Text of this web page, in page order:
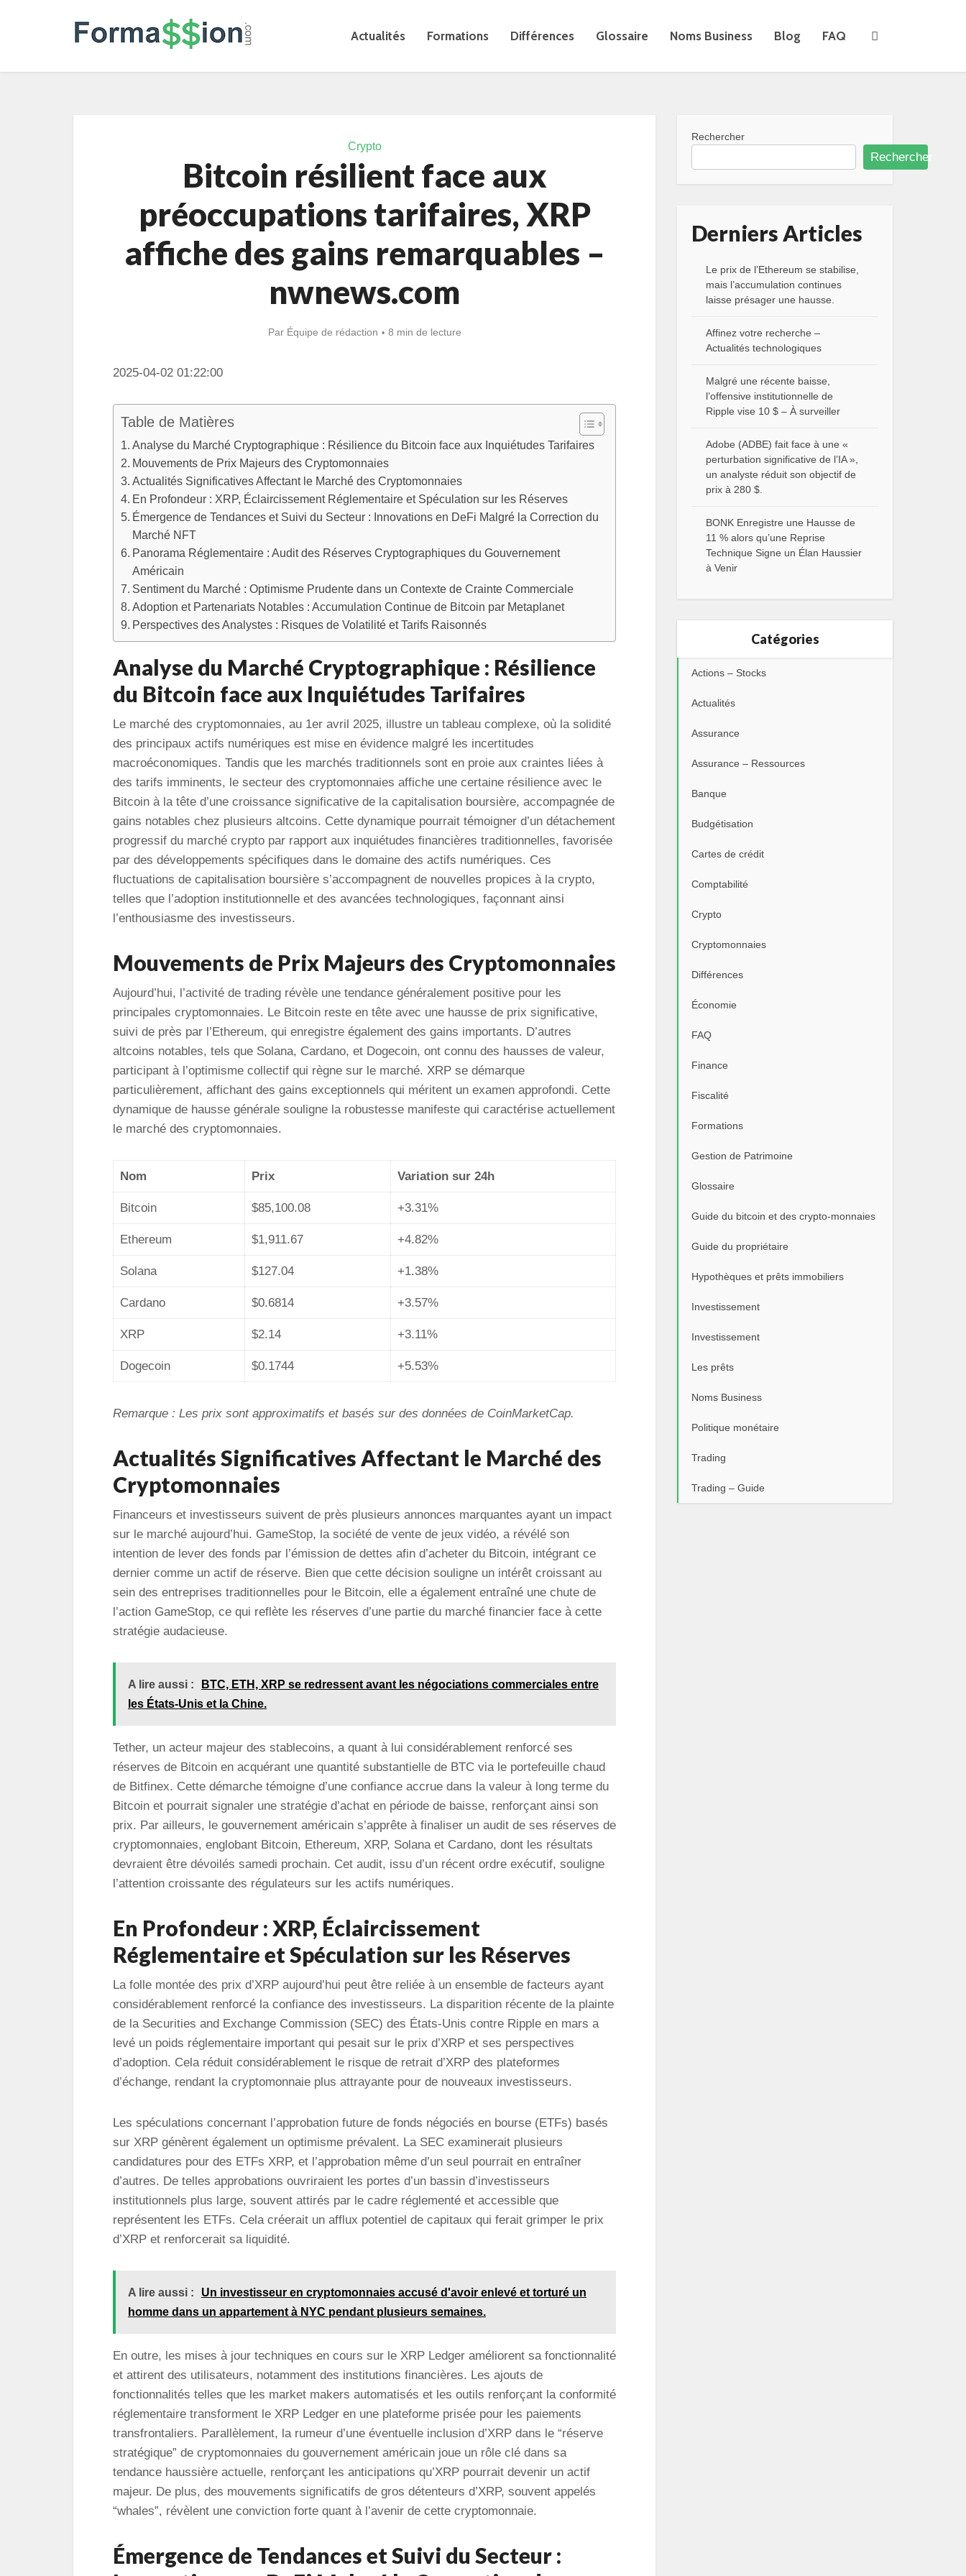
Actualités Formations Différences Glossaire Noms Business Blog FAQ
Crypto
Bitcoin résilient face aux
préoccupations tarifaires, XRP
affiche des gains remarquables –
nwnews.com
Par Équipe de rédaction 8 min de lecture
2025-04-02 01:22:00
Table de Matières
Analyse du Marché Cryptographique : Résilience du Bitcoin face aux Inquiétudes Tarifaires
Mouvements de Prix Majeurs des Cryptomonnaies
Actualités Significatives Affectant le Marché des Cryptomonnaies
En Profondeur : XRP, Éclaircissement Réglementaire et Spéculation sur les Réserves
Émergence de Tendances et Suivi du Secteur : Innovations en DeFi Malgré la Correction du
Marché NFT
Panorama Réglementaire : Audit des Réserves Cryptographiques du Gouvernement
Américain
Sentiment du Marché : Optimisme Prudente dans un Contexte de Crainte Commerciale
Adoption et Partenariats Notables : Accumulation Continue de Bitcoin par Metaplanet
Perspectives des Analystes : Risques de Volatilité et Tarifs Raisonnés
Analyse du Marché Cryptographique : Résilience
du Bitcoin face aux Inquiétudes Tarifaires
Le marché des cryptomonnaies, au 1er avril 2025, illustre un tableau complexe, où la solidité
des principaux actifs numériques est mise en évidence malgré les incertitudes
macroéconomiques. Tandis que les marchés traditionnels sont en proie aux craintes liées à
des tarifs imminents, le secteur des cryptomonnaies affiche une certaine résilience avec le
Bitcoin à la tête d’une croissance significative de la capitalisation boursière, accompagnée de
gains notables chez plusieurs altcoins. Cette dynamique pourrait témoigner d’un détachement
progressif du marché crypto par rapport aux inquiétudes financières traditionnelles, favorisée
par des développements spécifiques dans le domaine des actifs numériques. Ces
fluctuations de capitalisation boursière s’accompagnent de nouvelles propices à la crypto,
telles que l’adoption institutionnelle et des avancées technologiques, façonnant ainsi
l’enthousiasme des investisseurs.
Mouvements de Prix Majeurs des Cryptomonnaies
Aujourd’hui, l’activité de trading révèle une tendance généralement positive pour les
principales cryptomonnaies. Le Bitcoin reste en tête avec une hausse de prix significative,
suivi de près par l’Ethereum, qui enregistre également des gains importants. D’autres
altcoins notables, tels que Solana, Cardano, et Dogecoin, ont connu des hausses de valeur,
participant à l’optimisme collectif qui règne sur le marché. XRP se démarque
particulièrement, affichant des gains exceptionnels qui méritent un examen approfondi. Cette
dynamique de hausse générale souligne la robustesse manifeste qui caractérise actuellement
le marché des cryptomonnaies.
Nom Prix Variation sur 24h
Bitcoin $85,100.08 +3.31%
Ethereum $1,911.67 +4.82%
Solana $127.04 +1.38%
Cardano $0.6814 +3.57%
XRP $2.14 +3.11%
Dogecoin $0.1744 +5.53%
Remarque : Les prix sont approximatifs et basés sur des données de CoinMarketCap.
Actualités Significatives Affectant le Marché des
Cryptomonnaies
Financeurs et investisseurs suivent de près plusieurs annonces marquantes ayant un impact
sur le marché aujourd’hui. GameStop, la société de vente de jeux vidéo, a révélé son
intention de lever des fonds par l’émission de dettes afin d’acheter du Bitcoin, intégrant ce
dernier comme un actif de réserve. Bien que cette décision souligne un intérêt croissant au
sein des entreprises traditionnelles pour le Bitcoin, elle a également entraîné une chute de
l’action GameStop, ce qui reflète les réserves d’une partie du marché financier face à cette
stratégie audacieuse.
A lire aussi :
BTC, ETH, XRP se redressent avant les négociations commerciales entre
les États-Unis et la Chine.
Tether, un acteur majeur des stablecoins, a quant à lui considérablement renforcé ses
réserves de Bitcoin en acquérant une quantité substantielle de BTC via le portefeuille chaud
de Bitfinex. Cette démarche témoigne d’une confiance accrue dans la valeur à long terme du
Bitcoin et pourrait signaler une stratégie d’achat en période de baisse, renforçant ainsi son
prix. Par ailleurs, le gouvernement américain s’apprête à finaliser un audit de ses réserves de
cryptomonnaies, englobant Bitcoin, Ethereum, XRP, Solana et Cardano, dont les résultats
devraient être dévoilés samedi prochain. Cet audit, issu d’un récent ordre exécutif, souligne
l’attention croissante des régulateurs sur les actifs numériques.
En Profondeur : XRP, Éclaircissement
Réglementaire et Spéculation sur les Réserves
La folle montée des prix d’XRP aujourd’hui peut être reliée à un ensemble de facteurs ayant
considérablement renforcé la confiance des investisseurs. La disparition récente de la plainte
de la Securities and Exchange Commission (SEC) des États-Unis contre Ripple en mars a
levé un poids réglementaire important qui pesait sur le prix d’XRP et ses perspectives
d’adoption. Cela réduit considérablement le risque de retrait d’XRP des plateformes
d’échange, rendant la cryptomonnaie plus attrayante pour de nouveaux investisseurs.
Les spéculations concernant l’approbation future de fonds négociés en bourse (ETFs) basés
sur XRP génèrent également un optimisme prévalent. La SEC examinerait plusieurs
candidatures pour des ETFs XRP, et l’approbation même d’un seul pourrait en entraîner
d’autres. De telles approbations ouvriraient les portes d’un bassin d’investisseurs
institutionnels plus large, souvent attirés par le cadre réglementé et accessible que
représentent les ETFs. Cela créerait un afflux potentiel de capitaux qui ferait grimper le prix
d’XRP et renforcerait sa liquidité.
A lire aussi :
Un investisseur en cryptomonnaies accusé d'avoir enlevé et torturé un
homme dans un appartement à NYC pendant plusieurs semaines.
En outre, les mises à jour techniques en cours sur le XRP Ledger améliorent sa fonctionnalité
et attirent des utilisateurs, notamment des institutions financières. Les ajouts de
fonctionnalités telles que les market makers automatisés et les outils renforçant la conformité
réglementaire transforment le XRP Ledger en une plateforme prisée pour les paiements
transfrontaliers. Parallèlement, la rumeur d’une éventuelle inclusion d’XRP dans le “réserve
stratégique” de cryptomonnaies du gouvernement américain joue un rôle clé dans sa
tendance haussière actuelle, renforçant les anticipations qu’XRP pourrait devenir un actif
majeur. De plus, des mouvements significatifs de gros détenteurs d’XRP, souvent appelés
“whales”, révèlent une conviction forte quant à l’avenir de cette cryptomonnaie.
Émergence de Tendances et Suivi du Secteur :
Rechercher
Rechercher
Derniers Articles
Le prix de l’Ethereum se stabilise,
mais l’accumulation continues
laisse présager une hausse.
Affinez votre recherche –
Actualités technologiques
Malgré une récente baisse,
l’offensive institutionnelle de
Ripple vise 10 $ – À surveiller
Adobe (ADBE) fait face à une «
perturbation significative de l’IA »,
un analyste réduit son objectif de
prix à 280 $.
BONK Enregistre une Hausse de
11 % alors qu’une Reprise
Technique Signe un Élan Haussier
à Venir
Catégories
Actions – Stocks
Actualités
Assurance
Assurance – Ressources
Banque
Budgétisation
Cartes de crédit
Comptabilité
Crypto
Cryptomonnaies
Différences
Économie
FAQ
Finance
Fiscalité
Formations
Gestion de Patrimoine
Glossaire
Guide du bitcoin et des crypto-monnaies
Guide du propriétaire
Hypothèques et prêts immobiliers
Investissement
Investissement
Les prêts
Noms Business
Politique monétaire
Trading
Trading – Guide